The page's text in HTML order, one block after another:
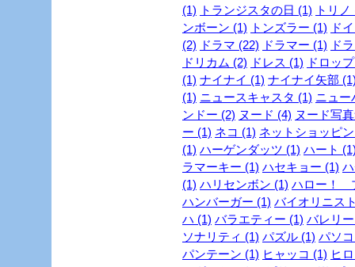
(1) トランジスタの日 (1) トリノ
ンボーン (1) トンズラー (1) ド
(2) ドラマ (22) ドラマー (1) ド
ドリカム (2) ドレス (1) ドロッ
(1) ナイナイ (1) ナイナイ矢部
(1) ニュースキャスタ (1) ニュー
ンドー (2) ヌード (4) ヌード写
ー (1) ネコ (1) ネットショッピ
(1) ハーゲンダッツ (1) ハート
ラマーキー (1) ハセキョー (1)
(1) ハリセンボン (1) ハロー！
ハンバーガー (1) バイオリニス
ハ (1) バラエティー (1) バレリ
ソナリティ (1) パズル (1) パソ
パンテーン (1) ヒャッコ (1) ヒ